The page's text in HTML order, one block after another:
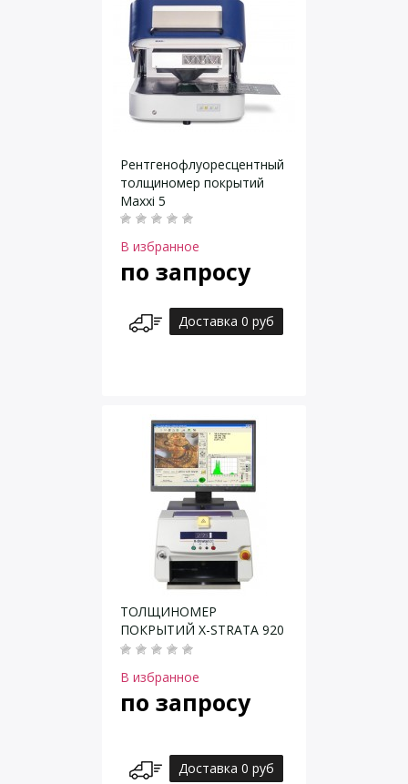
Рентгенофлуоресцентный
толщиномер покрытий
Maxxi 5
В избранное
по запросу
Доставка 0 руб
ТОЛЩИНОМЕР
ПОКРЫТИЙ X-STRATA 920
В избранное
по запросу
Доставка 0 руб